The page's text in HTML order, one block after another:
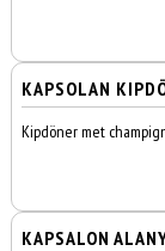
KAPSOLAN
Kipdöner met
KAPSALON